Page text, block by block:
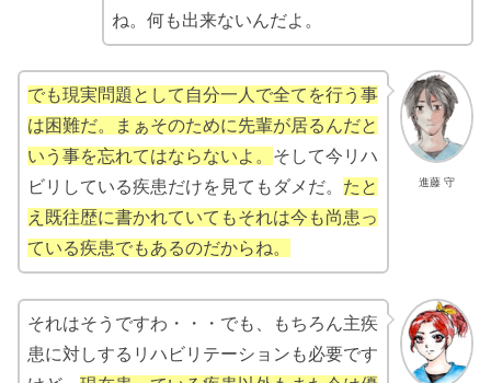
ね。何も出来ないんだよ。
進藤 守
でも現実問題として自分一人で全てを行う事
は困難だ。まぁそのために先輩が居るんだと
いう事を忘れてはならないよ。 そして今リハ
ビリしている疾患だけを見てもダメだ。 たと
え既往歴に書かれていてもそれは今も尚患っ
ている疾患でもあるのだからね。
それはそうですわ・・・でも、もちろん主疾
患に対しするリハビリテーションも必要です